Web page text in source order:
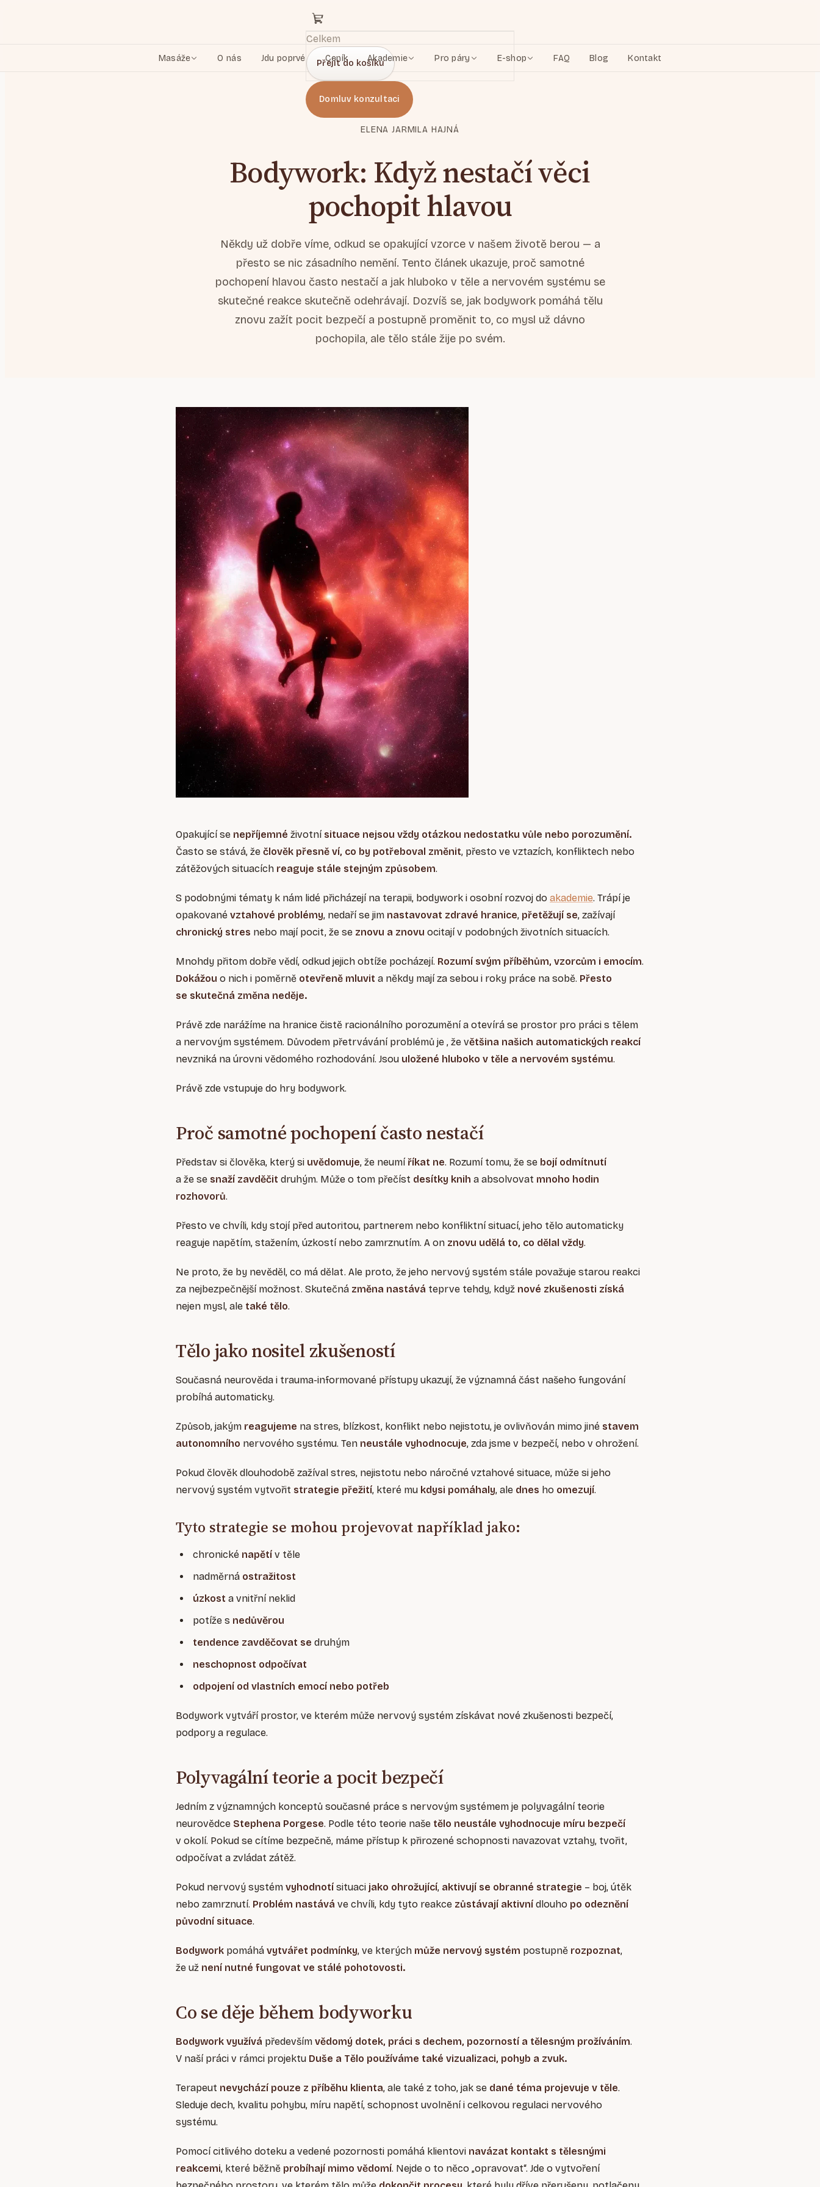
Celkem
Přejít do košíku
Domluv konzultaci
Masáže O nás Jdu poprvé Ceník Akademie Pro páry E-shop FAQ Blog Kontakt
ELENA JARMILA HAJNÁ
Bodywork: Když nestačí věci
pochopit hlavou
Někdy už dobře víme, odkud se opakující vzorce v našem životě berou — a
přesto se nic zásadního nemění. Tento článek ukazuje, proč samotné
pochopení hlavou často nestačí a jak hluboko v těle a nervovém systému se
skutečné reakce skutečně odehrávají. Dozvíš se, jak bodywork pomáhá tělu
znovu zažít pocit bezpečí a postupně proměnit to, co mysl už dávno
pochopila, ale tělo stále žije po svém.
Opakující se nepříjemné životní situace nejsou vždy otázkou nedostatku vůle nebo porozumění.
Často se stává, že člověk přesně ví, co by potřeboval změnit, přesto ve vztazích, konfliktech nebo
zátěžových situacích reaguje stále stejným způsobem.
S podobnými tématy k nám lidé přicházejí na terapii, bodywork i osobní rozvoj do akademie. Trápí je
opakované vztahové problémy, nedaří se jim nastavovat zdravé hranice, přetěžují se, zažívají
chronický stres nebo mají pocit, že se znovu a znovu ocitají v podobných životních situacích.
Mnohdy přitom dobře vědí, odkud jejich obtíže pocházejí. Rozumí svým příběhům, vzorcům i emocím.
Dokážou o nich i poměrně otevřeně mluvit a někdy mají za sebou i roky práce na sobě. Přesto
se skutečná změna neděje.
Právě zde narážíme na hranice čistě racionálního porozumění a otevírá se prostor pro práci s tělem
a nervovým systémem. Důvodem přetrvávání problémů je , že většina našich automatických reakcí
nevzniká na úrovni vědomého rozhodování. Jsou uložené hluboko v těle a nervovém systému.
Právě zde vstupuje do hry bodywork.
Proč samotné pochopení často nestačí
Představ si člověka, který si uvědomuje, že neumí říkat ne. Rozumí tomu, že se bojí odmítnutí
a že se snaží zavděčit druhým. Může o tom přečíst desítky knih a absolvovat mnoho hodin
rozhovorů.
Přesto ve chvíli, kdy stojí před autoritou, partnerem nebo konfliktní situací, jeho tělo automaticky
reaguje napětím, stažením, úzkostí nebo zamrznutím. A on znovu udělá to, co dělal vždy.
Ne proto, že by nevěděl, co má dělat. Ale proto, že jeho nervový systém stále považuje starou reakci
za nejbezpečnější možnost. Skutečná změna nastává teprve tehdy, když nové zkušenosti získá
nejen mysl, ale také tělo.
Tělo jako nositel zkušeností
Současná neurověda i trauma-informované přístupy ukazují, že významná část našeho fungování
probíhá automaticky.
Způsob, jakým reagujeme na stres, blízkost, konflikt nebo nejistotu, je ovlivňován mimo jiné stavem
autonomního nervového systému. Ten neustále vyhodnocuje, zda jsme v bezpečí, nebo v ohrožení.
Pokud člověk dlouhodobě zažíval stres, nejistotu nebo náročné vztahové situace, může si jeho
nervový systém vytvořit strategie přežití, které mu kdysi pomáhaly, ale dnes ho omezují.
Tyto strategie se mohou projevovat například jako:
chronické napětí v těle
nadměrná ostražitost
úzkost a vnitřní neklid
potíže s nedůvěrou
tendence zavděčovat se druhým
neschopnost odpočívat
odpojení od vlastních emocí nebo potřeb
Bodywork vytváří prostor, ve kterém může nervový systém získávat nové zkušenosti bezpečí,
podpory a regulace.
Polyvagální teorie a pocit bezpečí
Jedním z významných konceptů současné práce s nervovým systémem je polyvagální teorie
neurovědce Stephena Porgese. Podle této teorie naše tělo neustále vyhodnocuje míru bezpečí
v okolí. Pokud se cítíme bezpečně, máme přístup k přirozené schopnosti navazovat vztahy, tvořit,
odpočívat a zvládat zátěž.
Pokud nervový systém vyhodnotí situaci jako ohrožující, aktivují se obranné strategie – boj, útěk
nebo zamrznutí. Problém nastává ve chvíli, kdy tyto reakce zůstávají aktivní dlouho po odeznění
původní situace.
Bodywork pomáhá vytvářet podmínky, ve kterých může nervový systém postupně rozpoznat,
že už není nutné fungovat ve stálé pohotovosti.
Co se děje během bodyworku
Bodywork využívá především vědomý dotek, práci s dechem, pozorností a tělesným prožíváním.
V naší práci v rámci projektu Duše a Tělo používáme také vizualizaci, pohyb a zvuk.
Terapeut nevychází pouze z příběhu klienta, ale také z toho, jak se dané téma projevuje v těle.
Sleduje dech, kvalitu pohybu, míru napětí, schopnost uvolnění i celkovou regulaci nervového
systému.
Pomocí citlivého doteku a vedené pozornosti pomáhá klientovi navázat kontakt s tělesnými
reakcemi, které běžně probíhají mimo vědomí. Nejde o to něco „opravovat“. Jde o vytvoření